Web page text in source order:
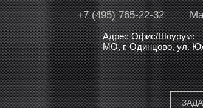
+7 (495) 765-22-32
Адрес Офис/Шоурум:
МО, г. Одинцово, ул.